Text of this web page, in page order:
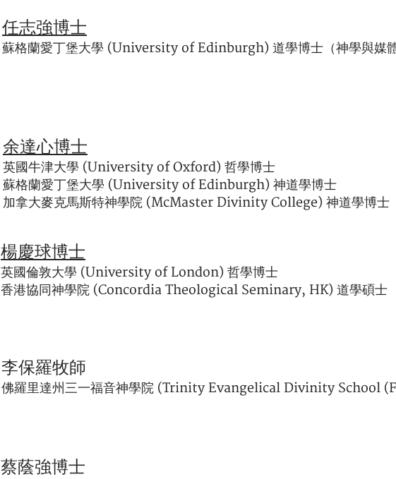
任志強博士
蘇格蘭愛丁堡大學 (University of Edinburgh) 道學博士（神學與媒
余達心博士
英國牛津大學 (University of Oxford) 哲學博士
蘇格蘭愛丁堡大學 (University of Edinburgh) 神道學博士
加拿大麥克馬斯特神學院 (McMaster Divinity College) 神道學博士
楊慶球博士
英國倫敦大學 (University of London) 哲學博士
香港協同神學院 (Concordia Theological Seminary, HK) 道學碩士
李保羅牧師
佛羅里達州三一福音神學院 (Trinity Evangelical Divinity School
蔡蔭強博士